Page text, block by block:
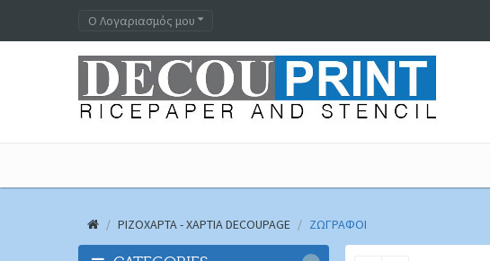
Ο Λογαριασμός μου
ΡΙΖΟΧΑΡΤΑ - ΧΑΡΤΙΑ DECOUPAGE ΖΩΓΡΑΦΟΙ